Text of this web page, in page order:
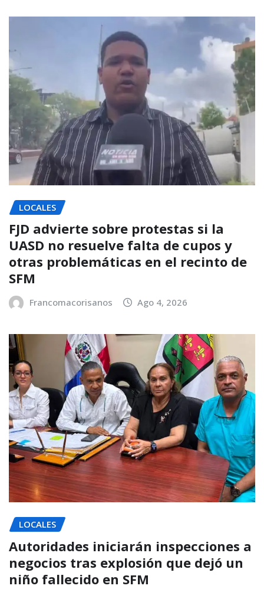
LOCALES
FJD advierte sobre protestas si la
UASD no resuelve falta de cupos y
otras problemáticas en el recinto de
SFM
Francomacorisanos Ago 4, 2026
LOCALES
Autoridades iniciarán inspecciones a
negocios tras explosión que dejó un
niño fallecido en SFM